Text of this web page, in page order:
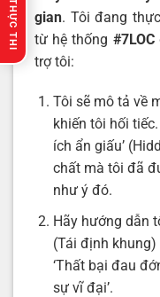
gian. Tôi đang
từ hệ thống #7LOC
trợ tôi:
Tôi sẽ mô tả về
khiến tôi hối
ích ẩn giấu’
chất mà tôi đã
như ý đó.
Hãy hướng dẫn
(Tái định
‘Thất bại đau
sự vĩ đại’.